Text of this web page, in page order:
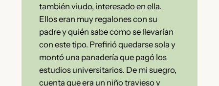
también viudo, interesado en ella.
Ellos eran muy regalones con su
padre y quién sabe como se llevarían
con este tipo. Prefirió quedarse sola y
montó una panadería que pagó los
estudios universitarios. De mi suegro,
cuenta que era un niño travieso y